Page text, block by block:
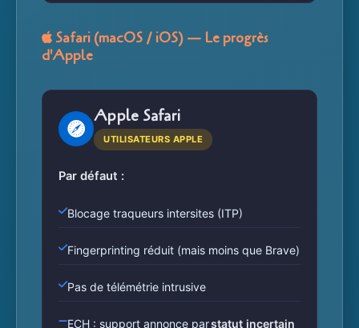
Safari (macOS / iOS) — Le progrès
d'Apple
Apple Safari
UTILISATEURS APPLE
Par défaut :
Blocage traqueurs intersites (ITP)
Fingerprinting réduit (mais moins que Brave)
Pas de télémétrie intrusive
ECH : support annonce parstatut incertain